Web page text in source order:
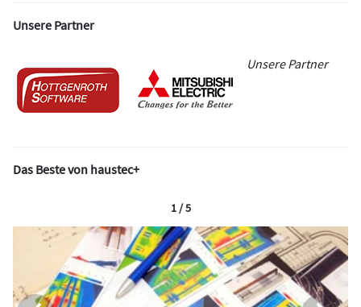
Unsere Partner
Unsere Partner
Das Beste von haustec+
1 / 5